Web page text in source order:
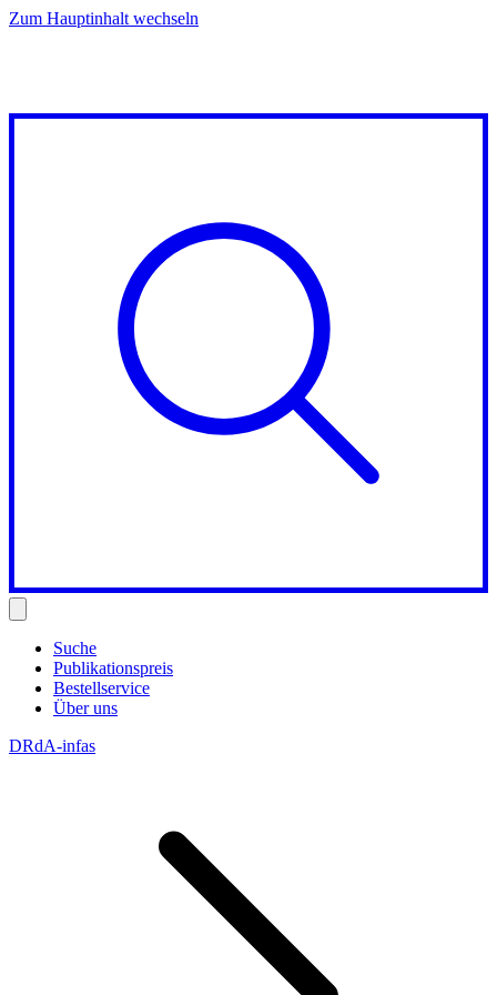
Zum Hauptinhalt wechseln
Suche
Publikationspreis
Bestellservice
Über uns
DRdA-infas